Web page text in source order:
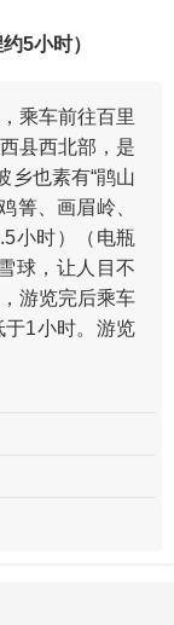
5小时）
乘车前往百里
县西北部，是
乡也素有“鹃山
箐、画眉岭、
小时）（电瓶
球，让人目不
游览完后乘车
于1小时。游览